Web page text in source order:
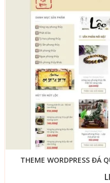
THEME WORDPRESS ĐÁ